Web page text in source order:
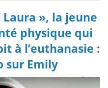
Laura », la jeune
physique qui
à l’euthanasie :
sur Emily